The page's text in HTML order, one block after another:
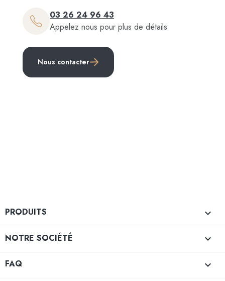
03 26 24 96 43
Appelez nous pour plus de détails
Nous contacter
PRODUITS 
NOTRE SOCIÉTÉ 
FAQ 